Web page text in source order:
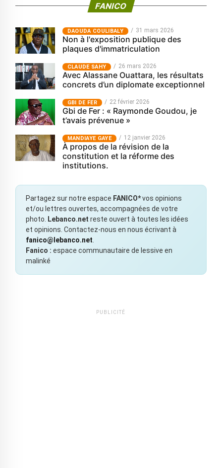
FANICO
‎DAOUDA COULIBALY 31 mars 2026
Non à l'exposition publique des
plaques d'immatriculation
CLAUDE SAHY 26 mars 2026
Avec Alassane Ouattara, les résultats
concrets d’un diplomate exceptionnel
GBI DE FER 22 février 2026
Gbi de Fer : « Raymonde Goudou, je
t’avais prévenue »
MANDIAYE GAYE 12 janvier 2026
À propos de la révision de la
constitution et la réforme des
institutions.
Partagez sur notre espace FANICO*vos opinions
et/ou lettres ouvertes, accompagnées de votre
photo.
Lebanco.net reste ouvert à toutes les idées
et opinions. Contactez-nous en nous écrivant à
fanico@lebanco.net
Fanico : espace communautaire de lessive en
malinké
PUBLICITÉ